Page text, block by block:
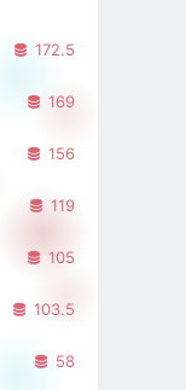
172.5
169
156
119
105
103.5
58